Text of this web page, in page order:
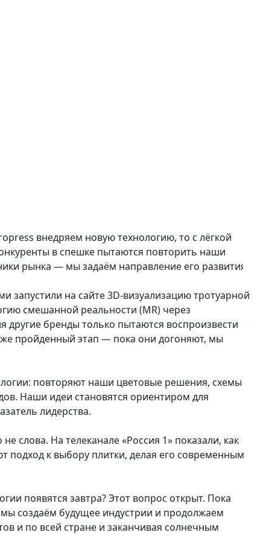
внедряем новую технологию, то с лёгкой
в спешке пытаются повторить наши
рынка — мы задаём направление его развития.
запустили на сайте 3D-визуализацию тротуарной
смешанной реальности (MR) через
другие бренды только пытаются воспроизвести
пройденный этап — пока они догоняют, мы
повторяют наши цветовые решения, схемы
Наши идеи становятся ориентиром для
лидерства.
слова. На телеканале «Россия 1» показали, как
подход к выбору плитки, делая его современным
появятся завтра? Этот вопрос открыт. Пока
создаём будущее индустрии и продолжаем
и по всей стране и заканчивая солнечным